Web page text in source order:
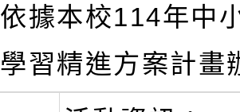
依據本校114年中
學習精進方案計畫